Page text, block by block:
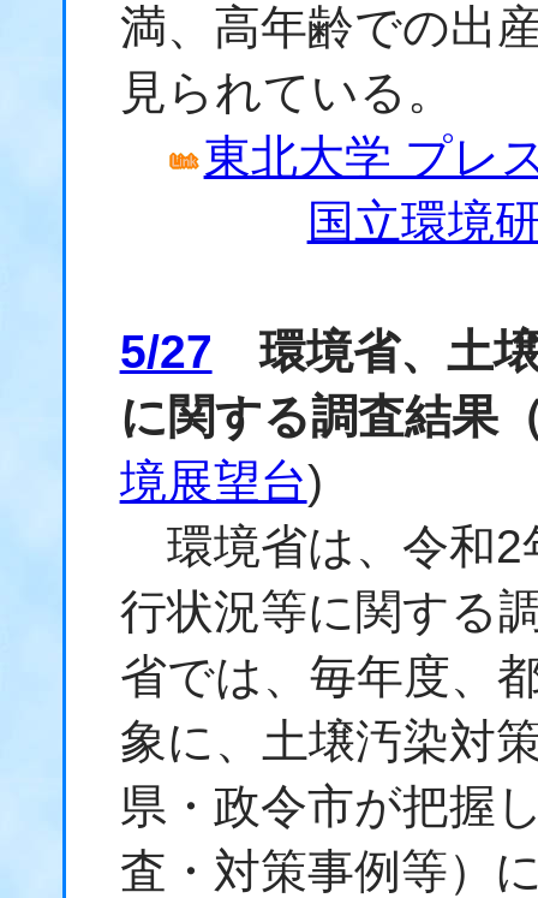
満、高年齢での出
見られている。
東北大学 プレ
国立環境
5/27 環境省、土
に関する調査結果
境展望台)
環境省は、令和2
行状況等に関する
省では、毎年度、
象に、土壌汚染対
県・政令市が把握
査・対策事例等）